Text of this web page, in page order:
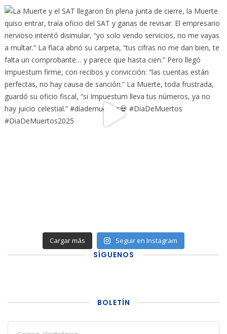
Cargar más Seguir en Instagram
SÍGUENOS
BOLETÍN